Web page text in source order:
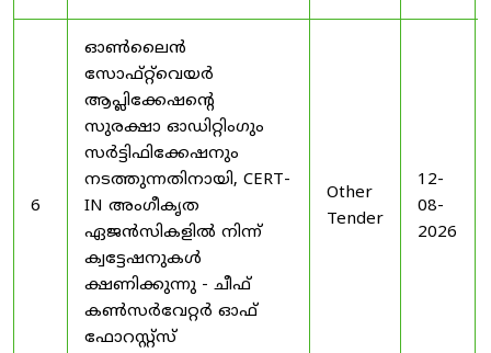
6
ഓൺലൈൻ
സോഫ്റ്റ്‌വെയർ
ആപ്ലിക്കേഷന്റെ
സുരക്ഷാ ഓഡിറ്റിംഗും
സർട്ടിഫിക്കേഷനും
നടത്തുന്നതിനായി, CERT-
IN അംഗീകൃത
ഏജൻസികളിൽ നിന്ന്
ക്വട്ടേഷനുകൾ
ക്ഷണിക്കുന്നു - ചീഫ്
കൺസർവേറ്റർ ഓഫ്
ഫോറസ്റ്റ്സ്
Other
Tender
12-
08-
2026